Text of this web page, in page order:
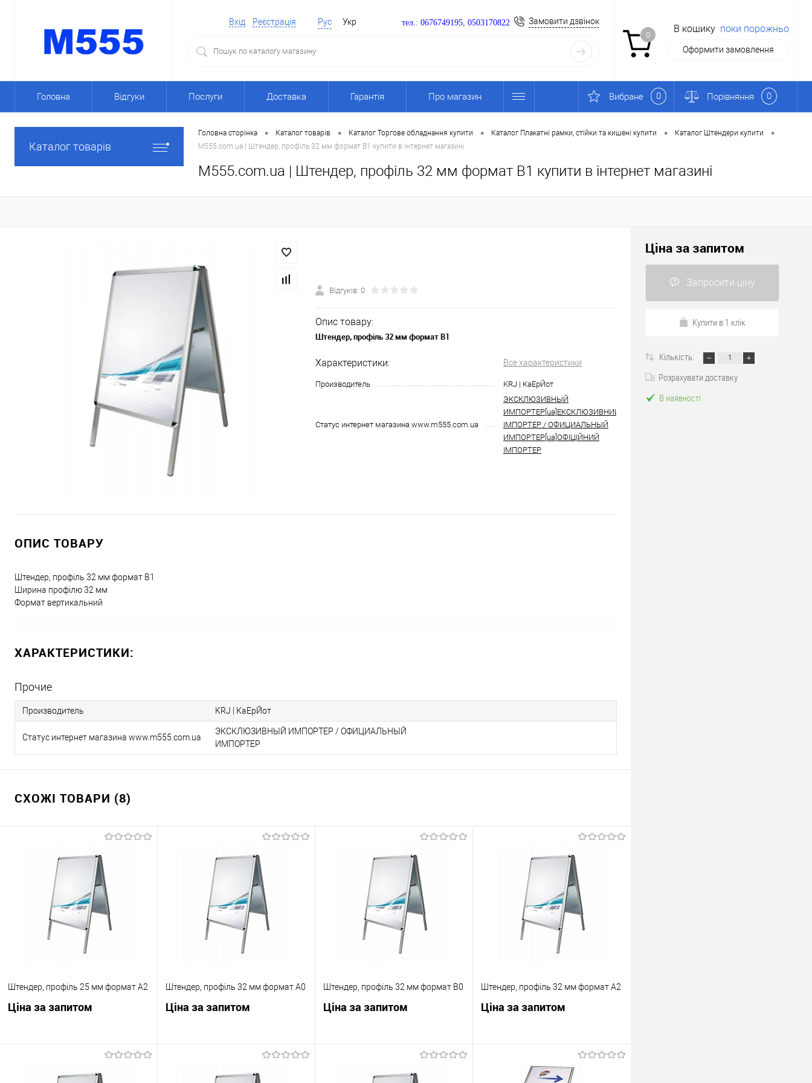
Вхід Реєстрація Рус Укр тел.: 0676749195, 0503170822 Замовити дзвінок
0
В кошику поки порожньо
Оформити замовлення
Головна Відгуки Послуги Доставка Гарантія Про магазин Вибране 0 Порівняння 0
Каталог товарів
Головна сторінка • Каталог товарів • Каталог Торгове обладнання купити • Каталог Плакатні рамки, стійки та кишені купити • Каталог Штендери купити •
M555.com.ua | Штендер, профіль 32 мм формат B1 купити в інтернет магазині
M555.com.ua | Штендер, профіль 32 мм формат B1 купити в інтернет магазині
Відгуків: 0
Опис товару:
Штендер, профіль 32 мм формат B1
Характеристики: Все характеристики
Производитель KRJ | КаЕрЙот
Статус интернет магазина www.m555.com.ua
ЭКСКЛЮЗИВНЫЙ
ИМПОРТЕР[ua]ЕКСКЛЮЗИВНИЙ
ІМПОРТЕР / ОФИЦИАЛЬНЫЙ
ИМПОРТЕР[ua]ОФІЦІЙНИЙ
ІМПОРТЕР
ОПИС ТОВАРУ
Штендер, профіль 32 мм формат B1
Ширина профілю 32 мм
Формат вертикальний
ХАРАКТЕРИСТИКИ:
Прочие
Производитель KRJ | КаЕрЙот
Статус интернет магазина www.m555.com.ua
ЭКСКЛЮЗИВНЫЙ ИМПОРТЕР / ОФИЦИАЛЬНЫЙ
ИМПОРТЕР
СХОЖІ ТОВАРИ (8)
Штендер, профіль 25 мм формат А2
Ціна за запитом
Запросити ціну
Штендер, профіль 32 мм формат A0
Ціна за запитом
Запросити ціну
Штендер, профіль 32 мм формат B0
Ціна за запитом
Запросити ціну
Штендер, профіль 32 мм формат А2
Ціна за запитом
Запросити ціну
Ціна за запитом
Запросити ціну
Купити в 1 клік
Кількість:
Розрахувати доставку
В наявності